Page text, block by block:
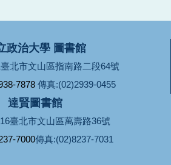
政治大學 圖書館
北市文山區指南路二段64號
7878 傳真:(02)2939-0455
達賢圖書館
臺北市文山區萬壽路36號
7000傳真:(02)8237-7031